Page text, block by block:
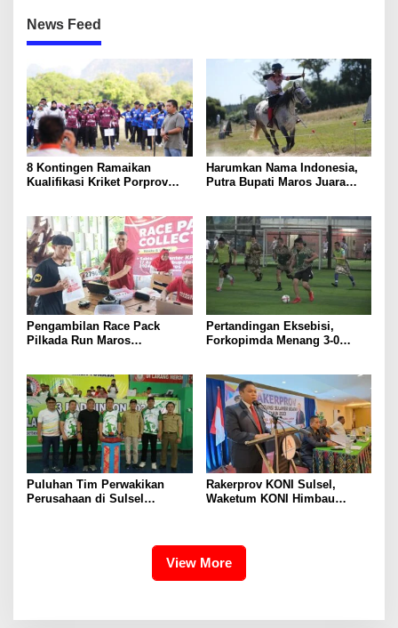
News Feed
8 Kontingen Ramaikan
Kualifikasi Kriket Porprov
Harumkan Nama Indonesia,
Putra Bupati Maros Juara
Pengambilan Race Pack
Pilkada Run Maros
Pertandingan Eksebisi,
Forkopimda Menang 3-0
Puluhan Tim Perwakikan
Perusahaan di Sulsel
Rakerprov KONI Sulsel,
Waketum KONI Himbau
View More